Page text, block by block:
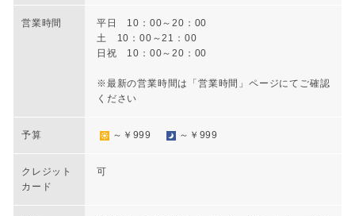
営業時間
平日 10：00～20：00
土 10：00～21：00
日祝 10：00～20：00
※最新の営業時間は「営業時間」ページにてご確認
ください
予算 ～￥999 ～￥999
クレジット
カード
可